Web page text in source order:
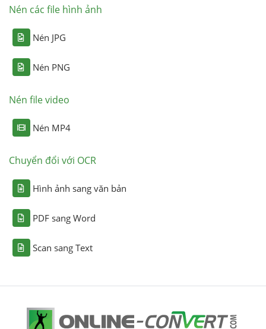
Nén các file hình ảnh
Nén JPG
Nén PNG
Nén file video
Nén MP4
Chuyển đổi với OCR
Hình ảnh sang văn bản
PDF sang Word
Scan sang Text